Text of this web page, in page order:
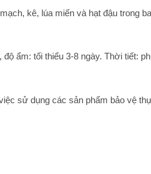
kê, lúa miến và hạt đậu trong
ẩm: tối thiểu 3-8 ngày. Thời tiết:
sử dụng các sản phẩm bảo vệ